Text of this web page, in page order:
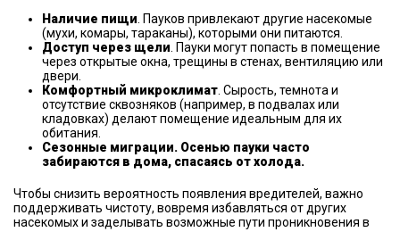
Наличие пищи . Пауков привлекают другие насекомые
(мухи, комары, тараканы), которыми они питаются.
Доступ через щели . Пауки могут попасть в помещение
через открытые окна, трещины в стенах, вентиляцию или
двери.
Комфортный микроклимат . Сырость, темнота и
отсутствие сквозняков (например, в подвалах или
кладовках) делают помещение идеальным для их
обитания.
Сезонные миграции. Осенью пауки часто
забираются в дома, спасаясь от холода.
Чтобы снизить вероятность появления вредителей, важно
поддерживать чистоту, вовремя избавляться от других
насекомых и заделывать возможные пути проникновения в